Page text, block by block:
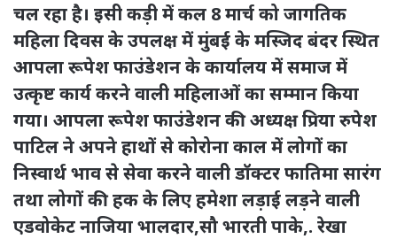
चल रहा है। इसी कड़ी में कल 8 मार्च को जागतिक
महिला दिवस के उपलक्ष में मुंबई के मस्जिद बंदर स्थित
आपला रूपेश फाउंडेशन के कार्यालय में समाज में
उत्कृष्ट कार्य करने वाली महिलाओं का सम्मान किया
गया। आपला रूपेश फाउंडेशन की अध्यक्ष प्रिया रुपेश
पाटिल ने अपने हाथों से कोरोना काल में लोगों का
निस्वार्थ भाव से सेवा करने वाली डॉक्टर फातिमा सारंग
तथा लोगों की हक के लिए हमेशा लड़ाई लड़ने वाली
एडवोकेट नाजिया भालदार,सौ भारती पाके,. रेखा